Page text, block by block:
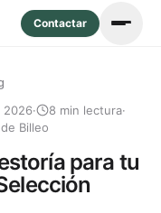
Contactar
2026· 8 min lectura·
Billeo
para tu